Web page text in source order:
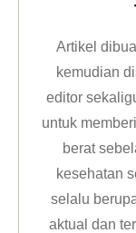
Artikel
kemudian
editor
untuk
berat
kesehatan
selalu
aktual dan